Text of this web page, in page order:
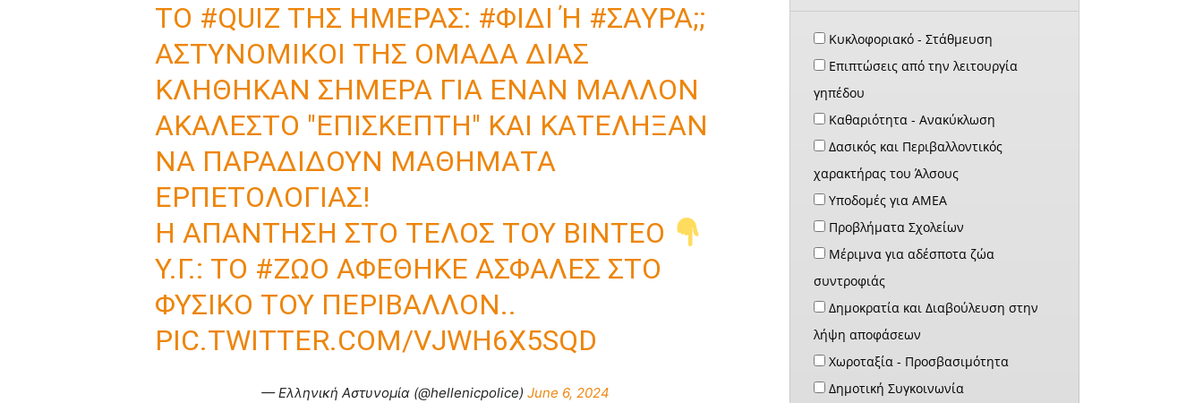
ΤΟ #QUIZ ΤΗΣ ΗΜΈΡΑΣ: #ΦΊΔΙ Ή #ΣΑΎΡΑ;;
ΑΣΤΥΝΟΜΙΚΟΊ ΤΗΣ ΟΜΆΔΑ ΔΙΑΣ
ΚΛΉΘΗΚΑΝ ΣΉΜΕΡΑ ΓΙΑ ΈΝΑΝ ΜΆΛΛΟΝ
ΑΚΆΛΕΣΤΟ "ΕΠΙΣΚΈΠΤΗ" ΚΑΙ ΚΑΤΈΛΗΞΑΝ
ΝΑ ΠΑΡΑΔΊΔΟΥΝ ΜΑΘΉΜΑΤΑ
ΕΡΠΕΤΟΛΟΓΊΑΣ!
Η ΑΠΆΝΤΗΣΗ ΣΤΟ ΤΈΛΟΣ ΤΟΥ ΒΊΝΤΕΟ
Υ.Γ.: ΤΟ #ΖΏΟ ΑΦΈΘΗΚΕ ΑΣΦΑΛΈΣ ΣΤΟ
ΦΥΣΙΚΌ ΤΟΥ ΠΕΡΙΒΆΛΛΟΝ..
PIC.TWITTER.COM/VJWH6X5SQD
— Ελληνική Αστυνομία (@hellenicpolice) June 6, 2024
Κυκλοφοριακό - Στάθμευση
Επιπτώσεις από την λειτουργία
γηπέδου
Καθαριότητα - Ανακύκλωση
Δασικός και Περιβαλλοντικός
χαρακτήρας του Άλσους
Υποδομές για ΑΜΕΑ
Προβλήματα Σχολείων
Μέριμνα για αδέσποτα ζώα
συντροφιάς
Δημοκρατία και Διαβούλευση στην
λήψη αποφάσεων
Χωροταξία - Προσβασιμότητα
Δημοτική Συγκοινωνία